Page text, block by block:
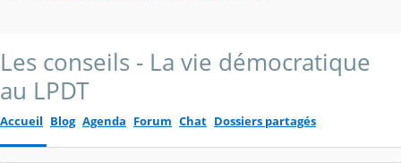
Les conseils - La vie démocratique
au LPDT
Accueil Blog Agenda Forum Chat Dossiers partagés